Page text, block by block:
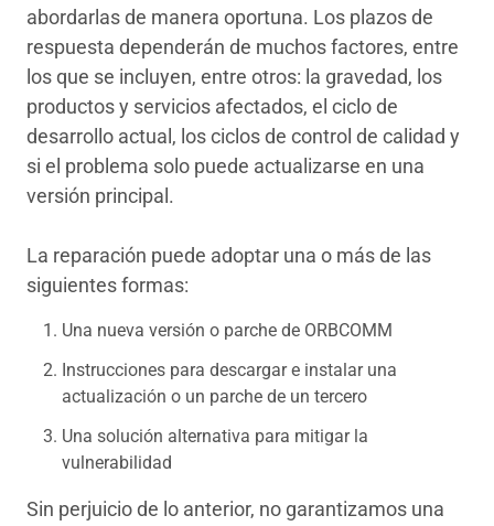
abordarlas de manera oportuna. Los plazos de
respuesta dependerán de muchos factores, entre
los que se incluyen, entre otros: la gravedad, los
productos y servicios afectados, el ciclo de
desarrollo actual, los ciclos de control de calidad y
si el problema solo puede actualizarse en una
versión principal.
La reparación puede adoptar una o más de las
siguientes formas:
Una nueva versión o parche de ORBCOMM
Instrucciones para descargar e instalar una
actualización o un parche de un tercero
Una solución alternativa para mitigar la
vulnerabilidad
Sin perjuicio de lo anterior, no garantizamos una